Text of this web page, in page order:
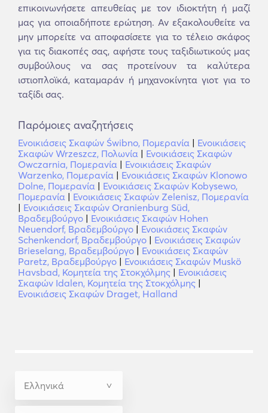
επικοινωνήσετε απευθείας με τον ιδιοκτήτη ή μαζί
μας για οποιαδήποτε ερώτηση. Αν εξακολουθείτε να
μην μπορείτε να αποφασίσετε για το τέλειο σκάφος
για τις διακοπές σας, αφήστε τους ταξιδιωτικούς μας
συμβούλους να σας προτείνουν τα καλύτερα
ιστιοπλοϊκά, καταμαράν ή μηχανοκίνητα γιοτ για το
ταξίδι σας.
Παρόμοιες αναζητήσεις
Ενοικιάσεις Σκαφών Świbno, Πομερανία | Ενοικιάσεις
Σκαφών Wrzeszcz, Πολωνία | Ενοικιάσεις Σκαφών
Owczarnia, Πομερανία | Ενοικιάσεις Σκαφών
Warzenko, Πομερανία | Ενοικιάσεις Σκαφών Klonowo
Dolne, Πομερανία | Ενοικιάσεις Σκαφών Kobysewo,
Πομερανία | Ενοικιάσεις Σκαφών Zelenisz, Πομερανία
| Ενοικιάσεις Σκαφών Oranienburg Süd,
Βραδεμβούργο | Ενοικιάσεις Σκαφών Hohen
Neuendorf, Βραδεμβούργο | Ενοικιάσεις Σκαφών
Schenkendorf, Βραδεμβούργο | Ενοικιάσεις Σκαφών
Brieselang, Βραδεμβούργο | Ενοικιάσεις Σκαφών
Paretz, Βραδεμβούργο | Ενοικιάσεις Σκαφών Muskö
Havsbad, Κομητεία της Στοκχόλμης | Ενοικιάσεις
Σκαφών Idalen, Κομητεία της Στοκχόλμης |
Ενοικιάσεις Σκαφών Draget, Halland